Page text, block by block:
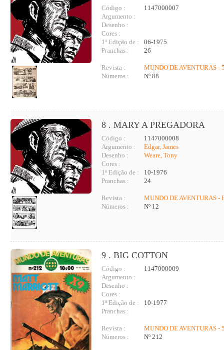
Código :
1147000007
Argumento :
Desenho :
Cores :
1ª Edição de :
06-1975
Pranchas :
26
Revista :
MUNDO DE AVENTURAS -
Números :
Nº 88
8 . MARY A PREGADORA
Código :
1147000008
Argumento :
Edgar, James
Desenho :
Weare, Tony
Cores :
1ª Edição de :
10-1976
Pranchas :
24
Revista :
MUNDO DE AVENTURAS -
Números :
Nº 12
9 . BIG COTTON
Código :
1147000009
Argumento :
Desenho :
Cores :
1ª Edição de :
10-1977
Pranchas :
Revista :
MUNDO DE AVENTURAS -
Números :
Nº 212